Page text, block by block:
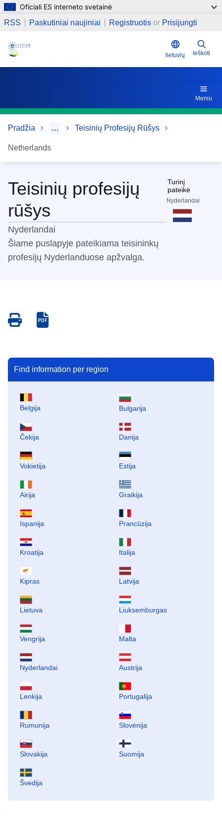
Pereiti į pagrindinį turinį
Oficiali ES interneto svetainė
RSS
Paskutiniai naujiniai Registruotis or Prisijungti
lietuvių Ieškoti
Meniu
Pradžia … Teisinių Profesijų Rūšys
Netherlands
Teisinių profesijų
rūšys
Nyderlandai
Šiame puslapyje pateikiama teisininkų
profesijų Nyderlanduose apžvalga.
Turinį
pateikė
Nyderlandai
Save
as
Save
as
Susijusios nuorodos
Find information per region
Belgija Bulgarija
Čekija Danija
Vokietija Estija
Airija Graikija
Ispanija Prancūzija
Kroatija Italija
Kipras Latvija
Lietuva Liuksemburgas
Vengrija Malta
Nyderlandai Austrija
Lenkija Portugalija
Rumunija Slovėnija
Slovakija Suomija
Švedija